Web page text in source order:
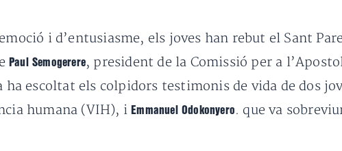
i d’entusiasme, els joves han rebut el Sant
Paul Semogerere, president de la Comissió per a
ha escoltat els colpidors testimonis de vida de dos
humana (VIH), iEmmanuel Odokonyero . que va